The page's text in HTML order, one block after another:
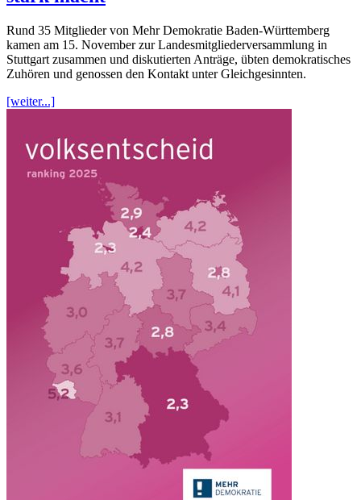
Rund 35 Mitglieder von Mehr Demokratie Baden-Württemberg
kamen am 15. November zur Landesmitgliederversammlung in
Stuttgart zusammen und diskutierten Anträge, übten demokratisches
Zuhören und genossen den Kontakt unter Gleichgesinnten.
[weiter...]